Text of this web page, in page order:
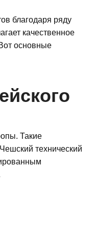
благодаря ряду
качественное
основные
Такие
технический